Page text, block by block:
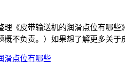
理《皮带输送机的润滑点位有哪
概不负责。）如果想了解更多关
滑点位有哪些